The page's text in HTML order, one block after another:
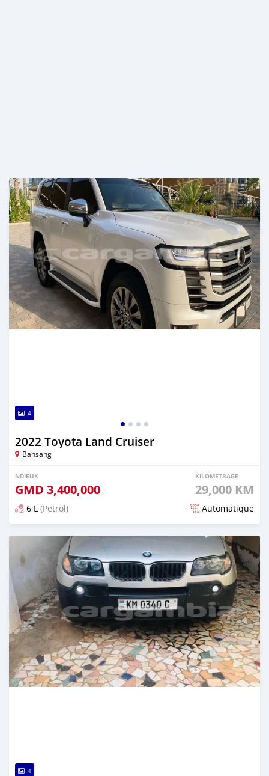
4
2022 Toyota Land Cruiser
Bansang
NDIEUK
GMD 3,400,000
KILOMETRAGE
29,000 KM
6 L (Petrol) Automatique
Dougal na niou ko depuis almost 2 years
4